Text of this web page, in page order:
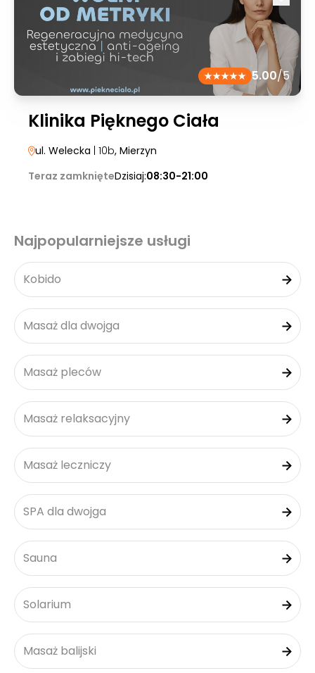
5.00/5
Klinika Pięknego Ciała
ul. Welecka | 10b, Mierzyn
Teraz zamknięteDzisiaj:08:30-21:00
Najpopularniejsze usługi
Kobido
Masaż dla dwojga
Masaż pleców
Masaż relaksacyjny
Masaż leczniczy
SPA dla dwojga
Sauna
Solarium
Masaż balijski